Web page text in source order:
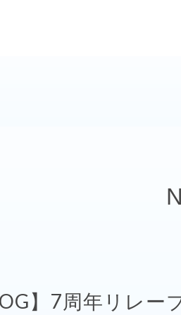
】7周年リレー